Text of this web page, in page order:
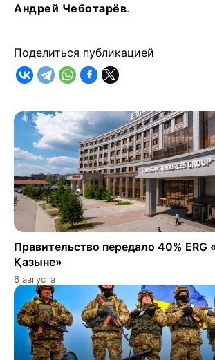
Андрей Чеботарёв.
Поделиться публикацией
Правительство передало 40% ERG
Қазыне»
6 августа